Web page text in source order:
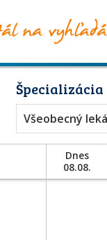
Špecializácia
Všeobecný
Dnes
08.08.